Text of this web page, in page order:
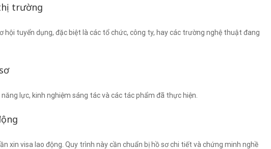
trường
hội tuyển dụng, đặc biệt là các tổ chức, công ty, hay các trường nghệ thuật đang
năng lực, kinh nghiệm sáng tác và các tác phẩm đã thực hiện.
xin visa lao động. Quy trình này cần chuẩn bị hồ sơ chi tiết và chứng minh nghề